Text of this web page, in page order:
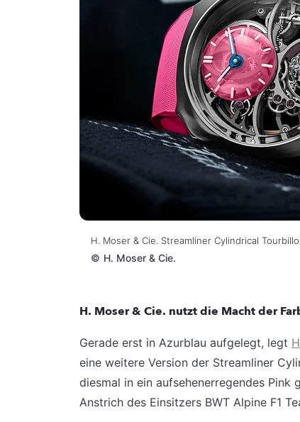
H. Moser & Cie. Streamliner Cylindrical
© H. Moser & Cie.
H. Moser & Cie. nutzt die Macht der
Gerade erst in Azurblau aufgelegt, legt
eine weitere Version der Streamliner
diesmal in ein aufsehenerregendes
Anstrich des Einsitzers BWT Alpine F1